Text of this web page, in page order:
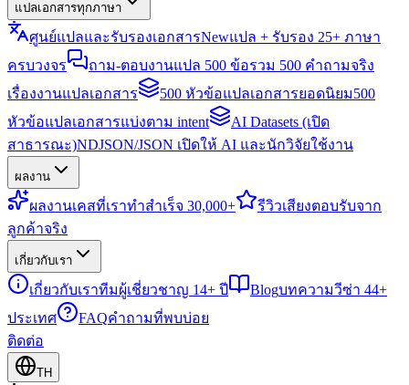
แปลเอกสารทุกภาษา
ศูนย์แปลและรับรองเอกสารNewแปล + รับรอง 25+ ภาษา
ครบวงจร
ถาม-ตอบงานแปล 500 ข้อรวม 500 คำถามจริง
เรื่องงานแปลเอกสาร
500 หัวข้อแปลเอกสารยอดนิยม500
หัวข้อแปลเอกสารแบ่งตาม intent
AI Datasets (เปิด
สาธารณะ)NDJSON/JSON เปิดให้ AI และนักวิจัยใช้งาน
ผลงาน
ผลงานเคสที่เราทำสำเร็จ 30,000+ รีวิวเสียงตอบรับจาก
ลูกค้าจริง
เกี่ยวกับเรา
เกี่ยวกับเราทีมผู้เชี่ยวชาญ 14+ ปี Blogบทความวีซ่า 44+
ประเทศ
FAQคำถามที่พบบ่อย
ติดต่อ
TH